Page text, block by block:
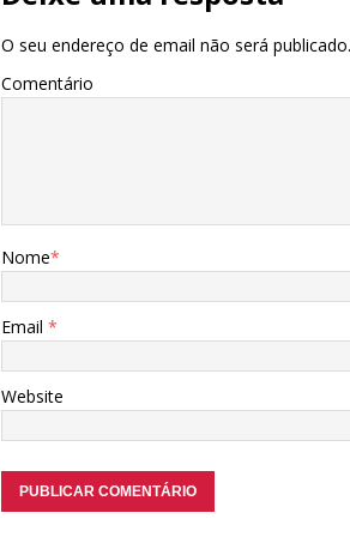
O seu endereço de email não será publicado.
Comentário
Nome*
Email *
Website